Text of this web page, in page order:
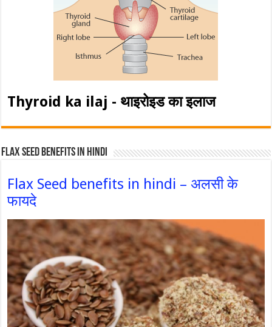
Thyroid ka ilaj - थाइरोइड का इलाज
Flax Seed Benefits in hindi
Flax Seed benefits in hindi – अलसी के
फायदे